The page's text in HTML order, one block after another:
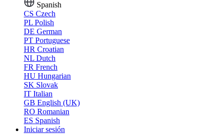
Spanish
CS Czech
PL Polish
DE German
PT Portuguese
HR Croatian
NL Dutch
FR French
HU Hungarian
SK Slovak
IT Italian
GB English (UK)
RO Romanian
ES Spanish
Iniciar sesión